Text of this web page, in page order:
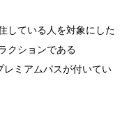
している人を対象にした
クションである
レミアムパスが付いてい